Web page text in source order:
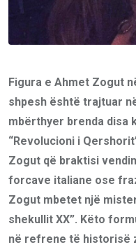
Figura e Ahmet Zogut
shpesh është trajtuar
mbërthyer brenda disa
“Revolucioni i
Zogut që braktisi
forcave italiane ose
Zogut mbetet një
shekullit XX”. Këto
në refrene të historisë